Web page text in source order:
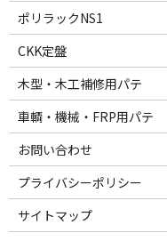
ポリラックNS1
CKK定盤
木型・木工補修用パテ
車輌・機械・FRP用パテ
お問い合わせ
プライバシーポリシー
サイトマップ